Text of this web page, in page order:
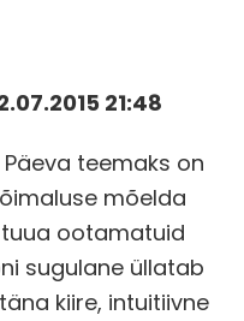
21:48
teemaks on
mõelda
ootamatuid
sugulane üllatab
kiire, intuitiivne